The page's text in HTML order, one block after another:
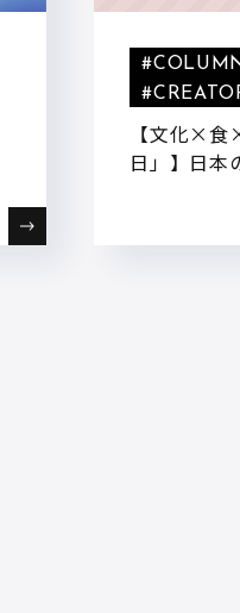
【文化×
日」】日本